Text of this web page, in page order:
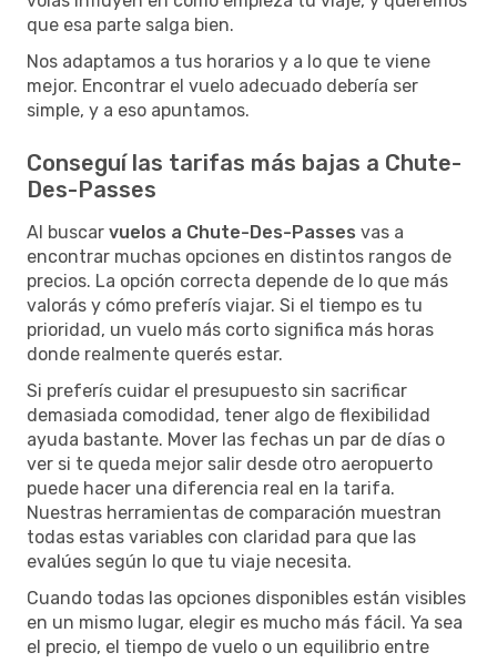
que esa parte salga bien.
Nos adaptamos a tus horarios y a lo que te viene
mejor. Encontrar el vuelo adecuado debería ser
simple, y a eso apuntamos.
Conseguí las tarifas más bajas a Chute-
Des-Passes
Al buscar vuelos a Chute-Des-Passes vas a
encontrar muchas opciones en distintos rangos de
precios. La opción correcta depende de lo que más
valorás y cómo preferís viajar. Si el tiempo es tu
prioridad, un vuelo más corto significa más horas
donde realmente querés estar.
Si preferís cuidar el presupuesto sin sacrificar
demasiada comodidad, tener algo de flexibilidad
ayuda bastante. Mover las fechas un par de días o
ver si te queda mejor salir desde otro aeropuerto
puede hacer una diferencia real en la tarifa.
Nuestras herramientas de comparación muestran
todas estas variables con claridad para que las
evalúes según lo que tu viaje necesita.
Cuando todas las opciones disponibles están visibles
en un mismo lugar, elegir es mucho más fácil. Ya sea
el precio, el tiempo de vuelo o un equilibrio entre